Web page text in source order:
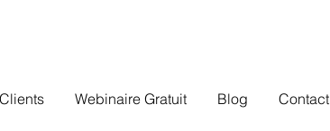
Clients Webinaire Gratuit Blog Contact